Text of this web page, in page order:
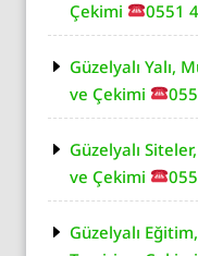
Çekimi
0551
Güzelyalı Yalı,
ve Çekimi
Güzelyalı
ve Çekimi
Güzelyalı